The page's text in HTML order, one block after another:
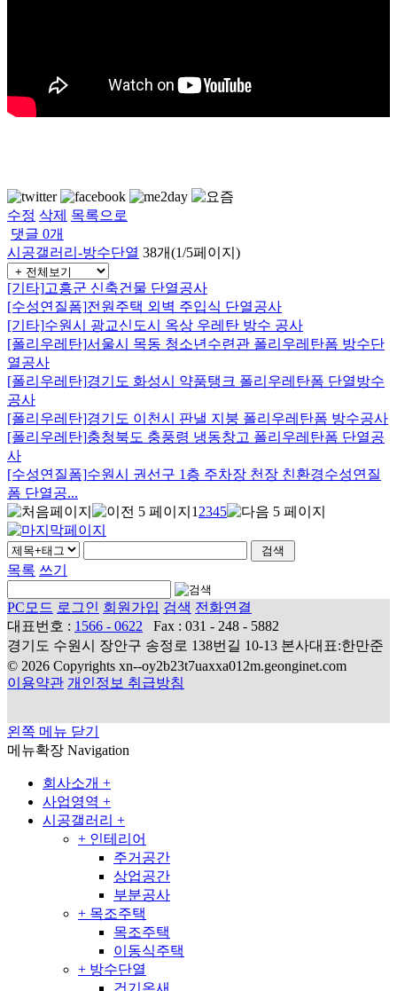
수정 삭제 목록으로
댓글 0개
시공갤러리-방수단열 38개(1/5페이지)
[기타]고흥군 신축건물 단열공사
[수성연질폼]전원주택 외벽 주입식 단열공사
[기타]수원시 광교신도시 옥상 우레탄 방수 공사
[폴리우레탄]서울시 목동 청소년수련관 폴리우레탄폼 방수단
열공사
[폴리우레탄]경기도 화성시 약품탱크 폴리우레탄폼 단열방수
공사
[폴리우레탄]경기도 이천시 판낼 지붕 폴리우레탄폼 방수공사
[폴리우레탄]충청북도 충풍령 냉동창고 폴리우레탄폼 단열공
사
[수성연질폼]수원시 권선구 1층 주차장 천장 친환경수성연질
폼 단열공...
1 2345
목록 쓰기
PC모드 로그인 회원가입 검색 전화연결
대표번호 : 1566 - 0622
Fax : 031 - 248 - 5882
경기도 수원시 장안구 송정로 138번길 10-13 본사대표:한만준
© 2026 Copyrights xn--oy2b23t7uaxxa012m.geonginet.com
이용약관 개인정보 취급방침
왼쪽 메뉴 닫기
메뉴확장 Navigation
회사소개 +
사업영역 +
시공갤러리 +
+ 인테리어
주거공간
상업공간
부분공사
+ 목조주택
목조주택
이동식주택
+ 방수단열
건기온새